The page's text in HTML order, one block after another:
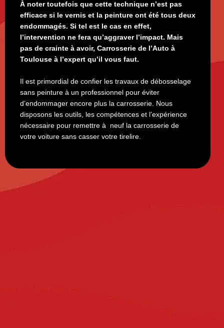
À noter toutefois que cette technique n’est pas
efficace si le vernis et la peinture ont été tous deux
endommagés. Si tel est le cas en effet,
l’intervention ne fera qu’aggraver l’impact. Mais
pas de crainte à avoir, Carrosserie de l’Auto à
Toulouse à l’expert qu’il vous faut.
Il est primordial de confier les travaux de débosselage
sans peinture à un professionnel pour éviter
d’endommager encore plus la carrosserie. Nous
disposons les outils, les compétences et l’expérience
nécessaire pour remettre à neuf la carrosserie de
votre voiture sans casser votre tirelire.